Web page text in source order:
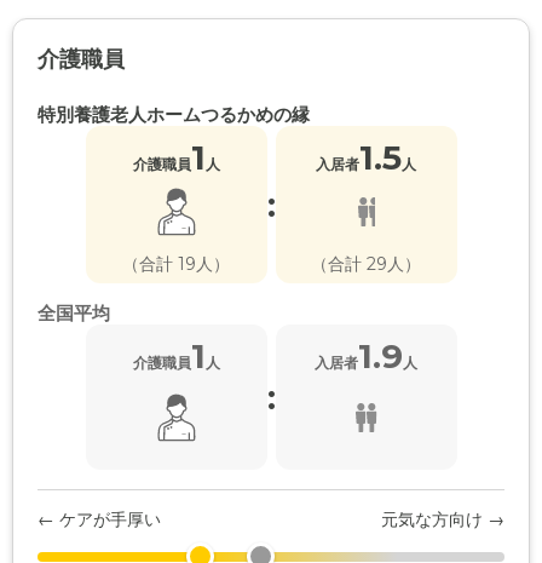
介護職員
特別養護老人ホームつるかめの縁
介護職員1 人
（合計 19人）
:
入居者1.5 人
（合計 29人）
全国平均
介護職員1 人
:
入居者1.9 人
← ケアが手厚い 元気な方向け →